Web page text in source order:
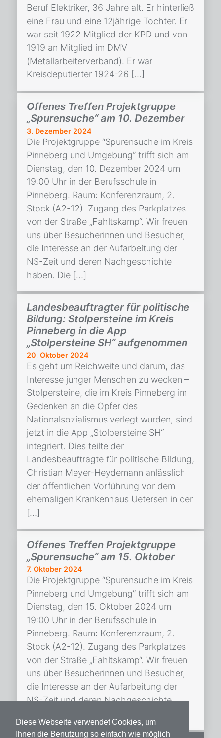
Diese Webseite verwendet Cookies, um
Ihnen die Benutzung so einfach wie möglich
Beruf Elektriker, 36 Jahre alt. Er hinterließ
eine Frau und eine 12jährige Tochter. Er
war seit 1922 Mitglied der KPD und von
1919 an Mitglied im DMV
(Metallarbeiterverband). Er war
Kreisdeputierter 1924-26 […]
Offenes Treffen Projektgruppe
„Spurensuche“ am 10. Dezember
3. Dezember 2024
Die Projektgruppe “Spurensuche im Kreis
Pinneberg und Umgebung” trifft sich am
Dienstag, den 10. Dezember 2024 um
19:00 Uhr in der Berufsschule in
Pinneberg. Raum: Konferenzraum, 2.
Stock (A2-12). Zugang des Parkplatzes
von der Straße „Fahltskamp“. Wir freuen
uns über Besucherinnen und Besucher,
die Interesse an der Aufarbeitung der
NS-Zeit und deren Nachgeschichte
haben. Die […]
Landesbeauftragter für politische
Bildung: Stolpersteine im Kreis
Pinneberg in die App
„Stolpersteine SH“ aufgenommen
20. Oktober 2024
Es geht um Reichweite und darum, das
Interesse junger Menschen zu wecken –
Stolpersteine, die im Kreis Pinneberg im
Gedenken an die Opfer des
Nationalsozialismus verlegt wurden, sind
jetzt in die App „Stolpersteine SH“
integriert. Dies teilte der
Landesbeauftragte für politische Bildung,
Christian Meyer-Heydemann anlässlich
der öffentlichen Vorführung vor dem
ehemaligen Krankenhaus Uetersen in der
[…]
Offenes Treffen Projektgruppe
„Spurensuche“ am 15. Oktober
7. Oktober 2024
Die Projektgruppe “Spurensuche im Kreis
Pinneberg und Umgebung” trifft sich am
Dienstag, den 15. Oktober 2024 um
19:00 Uhr in der Berufsschule in
Pinneberg. Raum: Konferenzraum, 2.
Stock (A2-12). Zugang des Parkplatzes
von der Straße „Fahltskamp“. Wir freuen
uns über Besucherinnen und Besucher,
die Interesse an der Aufarbeitung der
NS-Zeit und deren Nachgeschichte